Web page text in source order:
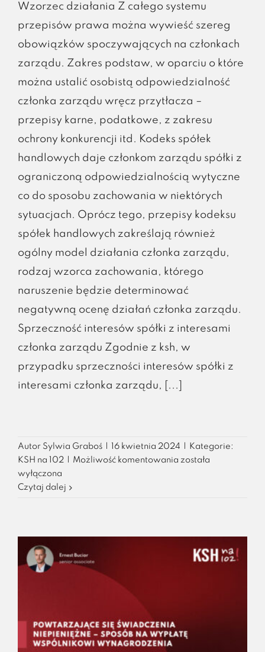
Wzorzec działania Z całego systemu
przepisów prawa można wywieść szereg
obowiązków spoczywających na członkach
zarządu. Zakres podstaw, w oparciu o które
można ustalić osobistą odpowiedzialność
członka zarządu wręcz przytłacza –
przepisy karne, podatkowe, z zakresu
ochrony konkurencji itd. Kodeks spółek
handlowych daje członkom zarządu spółki z
ograniczoną odpowiedzialnością wytyczne
co do sposobu zachowania w niektórych
sytuacjach. Oprócz tego, przepisy kodeksu
spółek handlowych zakreślają również
ogólny model działania członka zarządu,
rodzaj wzorca zachowania, którego
naruszenie będzie determinować
negatywną ocenę działań członka zarządu.
Sprzeczność interesów spółki z interesami
członka zarządu Zgodnie z ksh, w
przypadku sprzeczności interesów spółki z
interesami członka zarządu, [...]
Autor Sylwia Graboś 16 kwietnia 2024
Kategorie:
KSH na 102
Możliwość komentowania Zarząd
została
wyłączona
Czytaj dalej